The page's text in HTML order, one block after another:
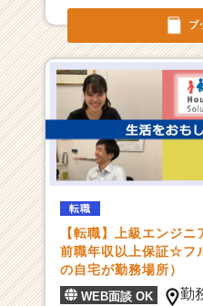
成
ン
ー！
|
ン
ー・
成
長
企
ブ
転職
【転職】上級エンジ
前職年収以上保証☆フ
の自宅が勤務場所）
WEB面談 OK 勤